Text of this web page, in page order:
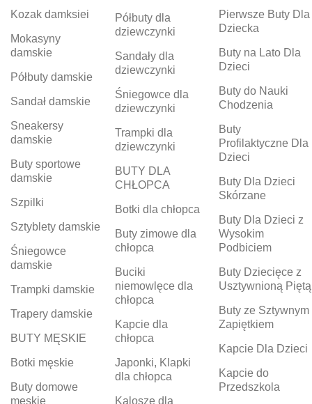
Kozak damksiei
Mokasyny
damskie
Półbuty damskie
Sandał damskie
Sneakersy
damskie
Buty sportowe
damskie
Szpilki
Sztyblety damskie
Śniegowce
damskie
Trampki damskie
Trapery damskie
BUTY MĘSKIE
Botki męskie
Buty domowe
męskie
Półbuty dla
dziewczynki
Sandały dla
dziewczynki
Śniegowce dla
dziewczynki
Trampki dla
dziewczynki
BUTY DLA
CHŁOPCA
Botki dla chłopca
Buty zimowe dla
chłopca
Buciki
niemowlęce dla
chłopca
Kapcie dla
chłopca
Japonki, Klapki
dla chłopca
Kalosze dla
Pierwsze Buty Dla
Dziecka
Buty na Lato Dla
Dzieci
Buty do Nauki
Chodzenia
Buty
Profilaktyczne Dla
Dzieci
Buty Dla Dzieci
Skórzane
Buty Dla Dzieci z
Wysokim
Podbiciem
Buty Dziecięce z
Usztywnioną Piętą
Buty ze Sztywnym
Zapiętkiem
Kapcie Dla Dzieci
Kapcie do
Przedszkola